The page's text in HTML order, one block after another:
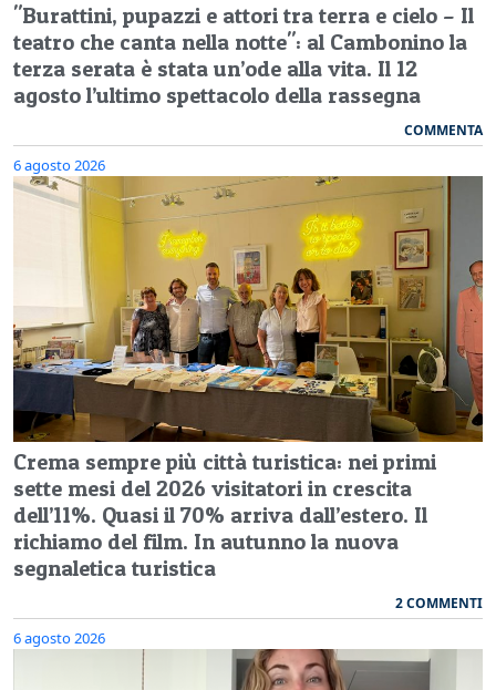
"Burattini, pupazzi e attori tra terra e cielo – Il
teatro che canta nella notte": al Cambonino la
terza serata è stata un’ode alla vita. Il 12
agosto l’ultimo spettacolo della rassegna
COMMENTA
6 agosto 2026
Crema sempre più città turistica: nei primi
sette mesi del 2026 visitatori in crescita
dell’11%. Quasi il 70% arriva dall’estero. Il
richiamo del film. In autunno la nuova
segnaletica turistica
2 COMMENTI
6 agosto 2026